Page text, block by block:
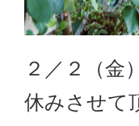
２／２（
休みさせて